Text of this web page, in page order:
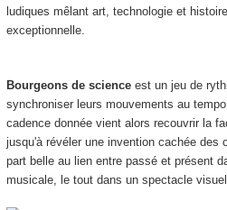
ludiques mêlant art, technologie et
exceptionnelle.
Bourgeons de scienceest un jeu de
synchroniser leurs mouvements au
cadence donnée vient alors recouvrir la
jusqu'à révéler une invention cachée des
part belle au lien entre passé et présent
musicale, le tout dans un spectacle